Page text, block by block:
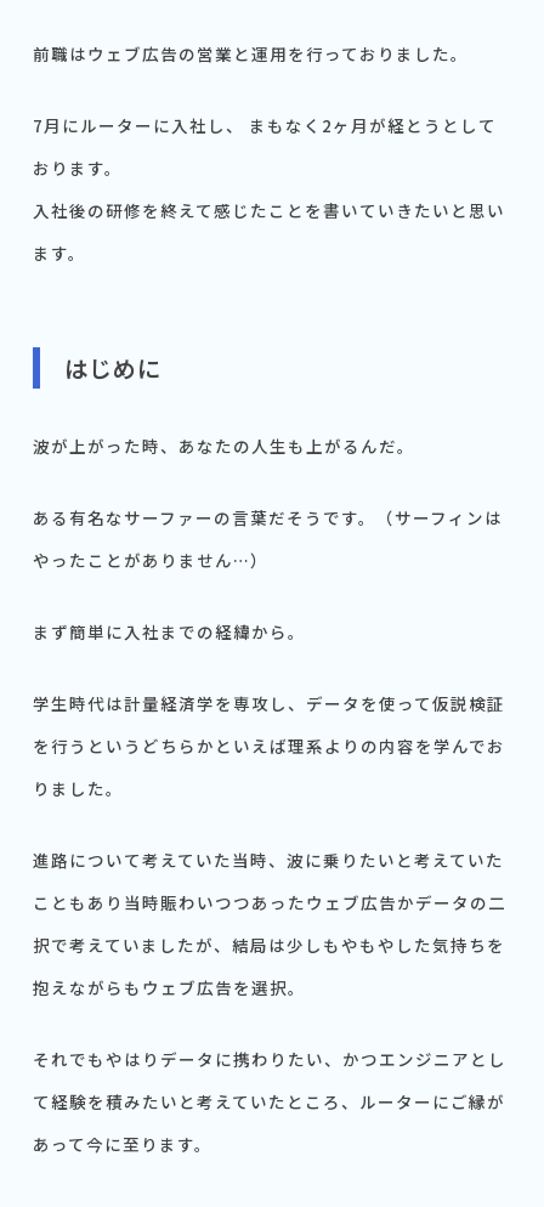
前職はウェブ広告の営業と運用を行っておりました。
7月にルーターに入社し、 まもなく2ヶ月が経とうとして
おります。
入社後の研修を終えて感じたことを書いていきたいと思い
ます。
はじめに
波が上がった時、あなたの人生も上がるんだ。
ある有名なサーファーの言葉だそうです。（サーフィンは
やったことがありません…）
まず簡単に入社までの経緯から。
学生時代は計量経済学を専攻し、データを使って仮説検証
を行うというどちらかといえば理系よりの内容を学んでお
りました。
進路について考えていた当時、波に乗りたいと考えていた
こともあり当時賑わいつつあったウェブ広告かデータの二
択で考えていましたが、結局は少しもやもやした気持ちを
抱えながらもウェブ広告を選択。
それでもやはりデータに携わりたい、かつエンジニアとし
て経験を積みたいと考えていたところ、ルーターにご縁が
あって今に至ります。